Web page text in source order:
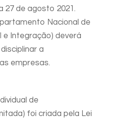
27 de agosto 2021.
Nacional de
e Integração) deverá
a
empresas.
de
foi criada pela Lei